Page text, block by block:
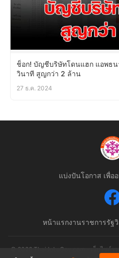
ช็อก! บัญชีบริษัทโดนแฮก แอพธน
วินาที สูญกว่า 2 ล้าน
27 ธ.ค. 2024
แบ่งปันโอกาส เพื่อ
หน้าแรกงานราชการรัฐ
© 2026 ThaiJobsGov.com - เว็บไซต์ร